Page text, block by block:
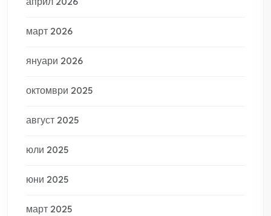
април 2026
март 2026
януари 2026
октомври 2025
август 2025
юли 2025
юни 2025
март 2025